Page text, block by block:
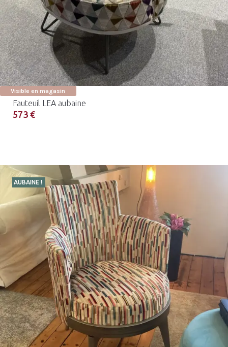
Visible en magasin
Fauteuil LEA aubaine
573 €
AUBAINE !